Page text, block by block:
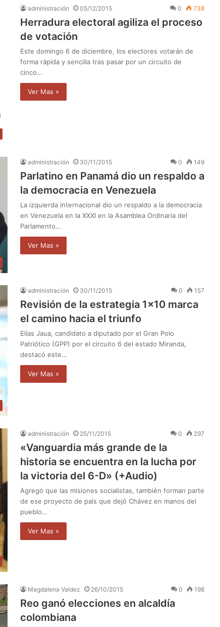
administración 05/12/2015 0 738
Herradura electoral agiliza el proceso
de votación
Este domingo 6 de diciembre, los electores votarán de
forma rápida y sencilla tras pasar por un circuito de
cinco…
Ver Mas »
administración 30/11/2015 0 149
Parlatino en Panamá dio un respaldo a
la democracia en Venezuela
La izquierda internacional dio un respaldo a la democracia
en Venezuela en la XXXI en la Asamblea Ordinaria del
Parlamento…
Ver Mas »
administración 30/11/2015 0 157
Revisión de la estrategia 1×10 marca
el camino hacia el triunfo
Elías Jaua, candidato a diputado por el Gran Polo
Patriótico (GPP) por el circuito 6 del estado Miranda,
destacó este…
Ver Mas »
administración 25/11/2015 0 297
«Vanguardia más grande de la
historia se encuentra en la lucha por
la victoria del 6-D» (+Audio)
Agregó que las misiones socialistas, también forman parte
de ese proyecto de país que dejó Chávez en manos del
pueblo…
Ver Mas »
Magdalena Valdez 26/10/2015 0 198
Reo ganó elecciones en alcaldía
colombiana